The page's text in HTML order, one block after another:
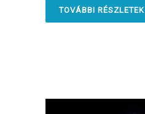
TOVÁBBI RÉSZLETEK